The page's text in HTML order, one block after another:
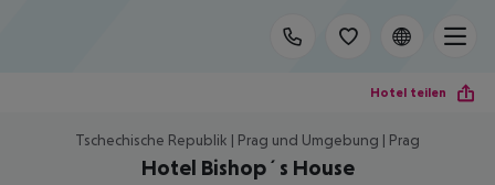
Hotel teilen
Tschechische Republik | Prag und Umgebung | Prag
Hotel Bishop´s House